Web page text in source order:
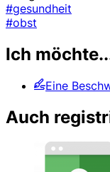
#gesundheit
#obst
Ich
Eine
Auch